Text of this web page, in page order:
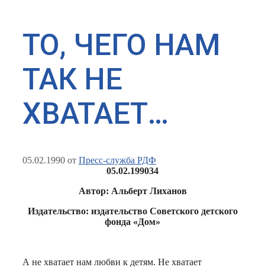
ТО, ЧЕГО НАМ
ТАК НЕ
ХВАТАЕТ…
05.02.1990 от Пресс-служба РДФ
05.02.199034
Автор: Альберт Лиханов
Издательство: издательство Советского детского
фонда «Дом»
А не хватает нам любви к детям. Не хватает